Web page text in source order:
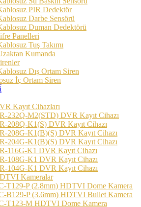
PIR Dedektör
Darbe Sensörü
Duman Dedektörü
Panelleri
Tuş Takımı
Kumanda
Dış Ortam Siren
İç Ortam Siren
Kayıt Cihazları
232Q-M2(STD) DVR Kayıt Cihazı
208Q-K1(S) DVR Kayıt Cihazı
208G-K1(B)(S) DVR Kayıt Cihazı
204G-K1(B)(S) DVR Kayıt Cihazı
116G-K1 DVR Kayıt Cihazı
108G-K1 DVR Kayıt Cihazı
104G-K1 DVR Kayıt Cihazı
Kameralar
T129-P (2.8mm) HDTVI Dome Kamera
B129-P (3.6mm) HDTVI Bullet Kamera
T123-M HDTVI Dome Kamera